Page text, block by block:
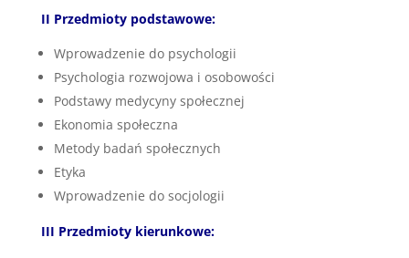
II Przedmioty podstawowe:
Wprowadzenie do psychologii
Psychologia rozwojowa i osobowości
Podstawy medycyny społecznej
Ekonomia społeczna
Metody badań społecznych
Etyka
Wprowadzenie do socjologii
III Przedmioty kierunkowe: